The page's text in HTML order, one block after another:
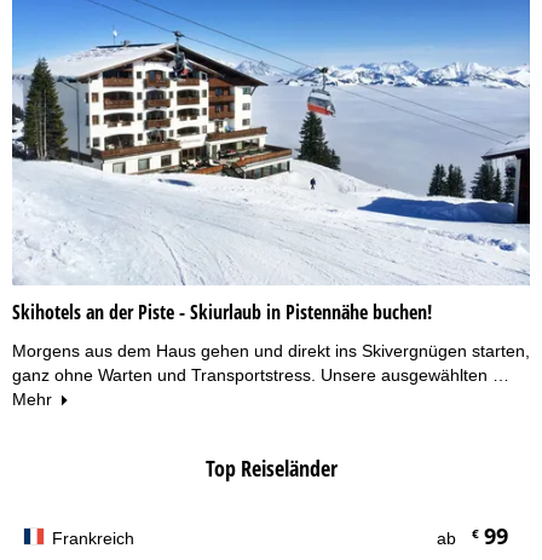
Skihotels an der Piste - Skiurlaub in Pistennähe buchen!
Morgens aus dem Haus gehen und direkt ins Skivergnügen starten,
ganz ohne Warten und Transportstress. Unsere ausgewählten …
Mehr
Top Reiseländer
Frankreich ab €99